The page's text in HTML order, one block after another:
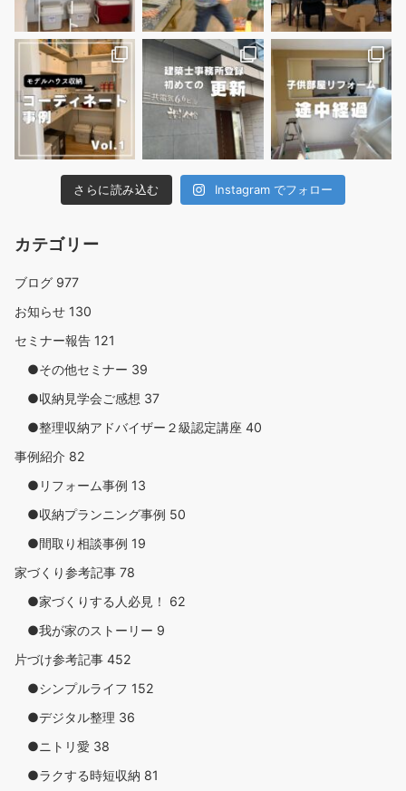
さらに読み込む Instagram でフォロー
カテゴリー
ブログ 977
お知らせ 130
セミナー報告 121
●その他セミナー 39
●収納見学会ご感想 37
●整理収納アドバイザー２級認定講座 40
事例紹介 82
●リフォーム事例 13
●収納プランニング事例 50
●間取り相談事例 19
家づくり参考記事 78
●家づくりする人必見！ 62
●我が家のストーリー 9
片づけ参考記事 452
●シンプルライフ 152
●デジタル整理 36
●ニトリ愛 38
●ラクする時短収納 81